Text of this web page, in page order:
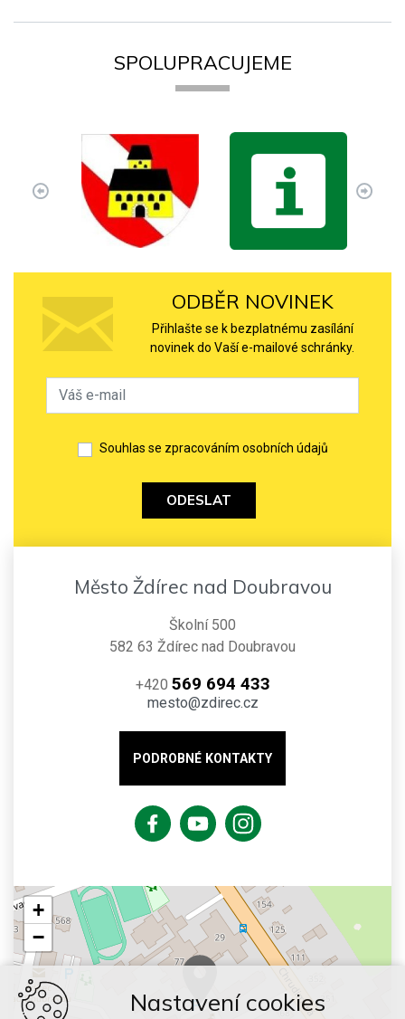
SPOLUPRACUJEME
ODBĚR NOVINEK
Přihlašte se k bezplatnému zasílání
novinek do Vaší e-mailové schránky.
Souhlas se zpracováním osobních údajů
ODESLAT
Město Ždírec nad Doubravou
Školní 500
582 63 Ždírec nad Doubravou
+420 569 694 433
mesto@zdirec.cz
PODROBNÉ KONTAKTY
+
−
Nastavení cookies